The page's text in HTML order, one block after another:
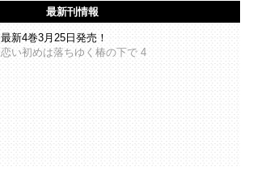
最新刊情報
最新4巻3月25日発売！
恋い初めは落ちゆく椿の下で 4